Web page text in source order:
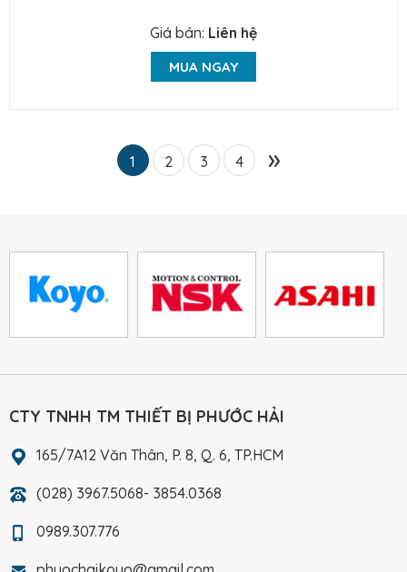
Giá bán: Liên hệ
MUA NGAY
1 2 3 4 »
CTY TNHH TM THIẾT BỊ PHƯỚC HẢI
165/7A12 Văn Thân, P. 8, Q. 6, TP.HCM
(028) 3967.5068- 3854.0368
0989.307.776